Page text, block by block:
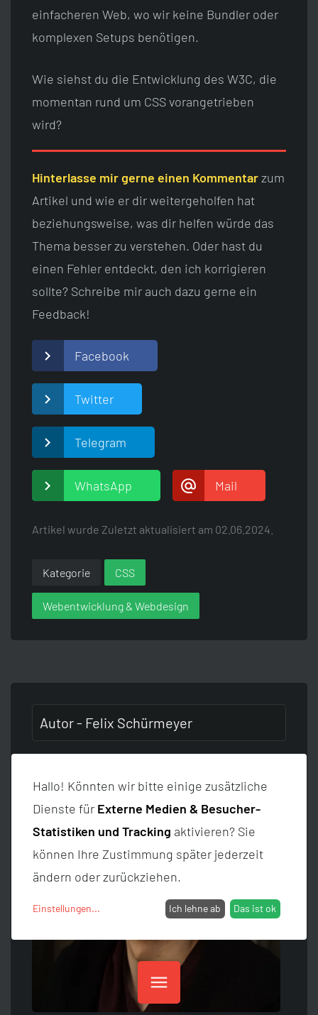
einfacheren Web, wo wir keine Bundler oder
komplexen Setups benötigen.
Wie siehst du die Entwicklung des W3C, die
momentan rund um CSS vorangetrieben
wird?
Hinterlasse mir gerne einen Kommentarzum
Artikel und wie er dir weitergeholfen hat
beziehungsweise, was dir helfen würde das
Thema besser zu verstehen. Oder hast du
einen Fehler entdeckt, den ich korrigieren
sollte? Schreibe mir auch dazu gerne ein
Feedback!
Facebook
Twitter
Telegram
WhatsApp Mail
Artikel wurde Zuletzt aktualisiert am 02.06.2024.
Kategorie CSS
Webentwicklung & Webdesign
Autor - Felix Schürmeyer
Hallo! Könnten wir bitte einige zusätzliche
Dienste für Externe Medien & Besucher-
Statistiken und Tracking aktivieren? Sie
können Ihre Zustimmung später jederzeit
ändern oder zurückziehen.
Einstellungen... Ich lehne ab Das ist ok
menu